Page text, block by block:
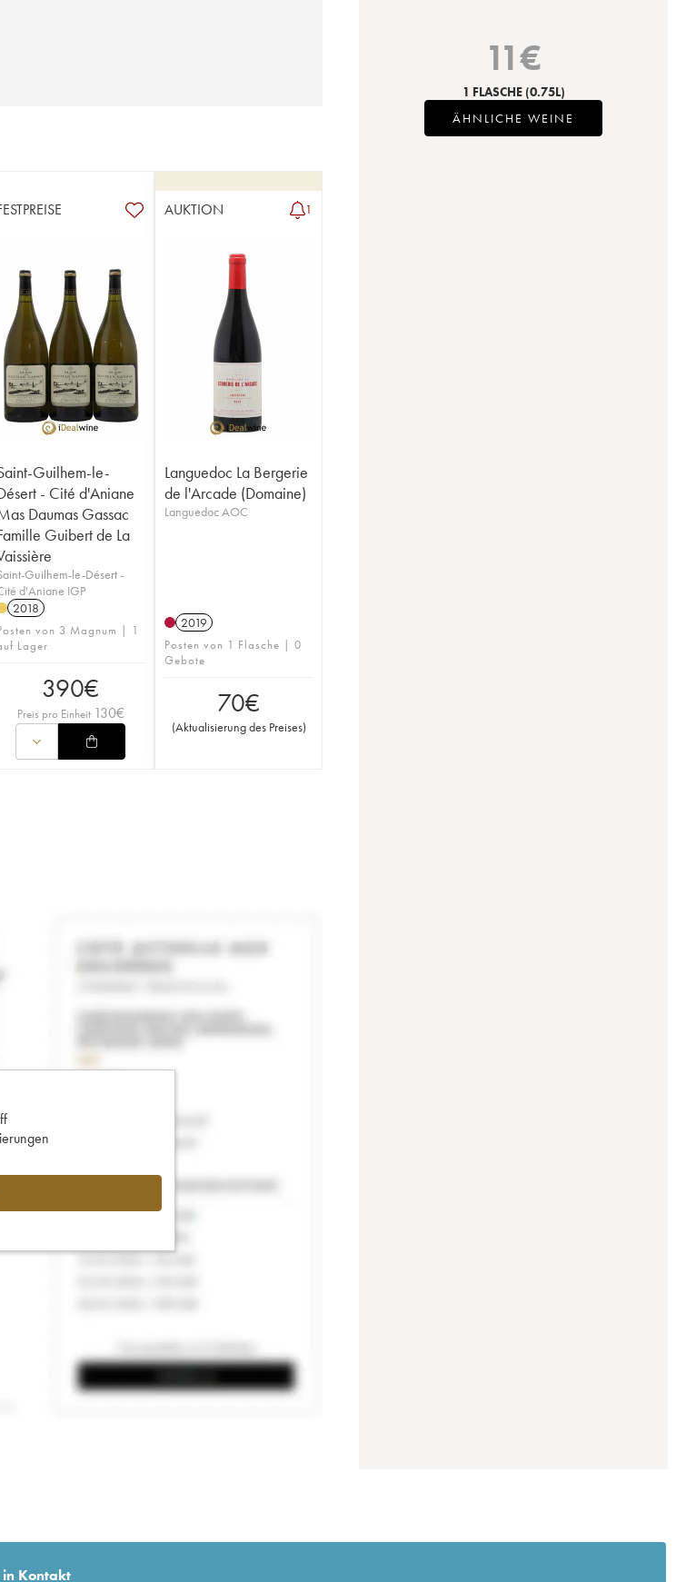
Guilhem-le-
- Cité d'Aniane
Daumas Gassac
Guibert de La
Guilhem-le-Désert -
d'Aniane IGP
2018
von 3 Magnum | 1
Lager
390€
Preis pro Einheit 130€
AUKTION 1
Languedoc La Bergerie
de l'Arcade (Domaine)
Languedoc AOC
2019
Posten von 1 Flasche | 0
Gebote
70€
(Aktualisierung des Preises)
11€
1 FLASCHE (0.75L)
ÄHNLICHE WEINE
in Kontakt